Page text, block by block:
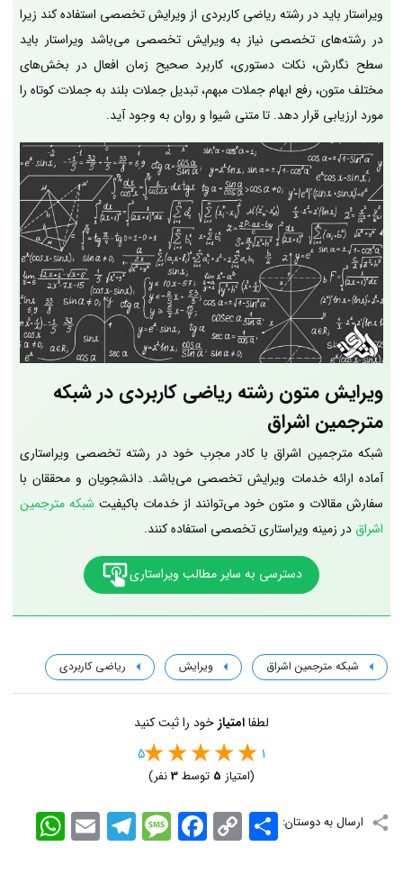
ویراستار باید در رشته ریاضی کاربردی از ویرایش تخصصی استفاده کند زیرا
در رشته‌های تخصصی نیاز به ویرایش تخصصی می‌باشد ویراستار باید
سطح نگارش، نکات دستوری، کاربرد صحیح زمان افعال در بخش‌های
مختلف متون، رفع ابهام جملات مبهم، تبدیل جملات بلند به جملات کوتاه را
مورد ارزیابی قرار دهد. تا متنی شیوا و روان به وجود آید.
ویرایش متون رشته ریاضی کاربردی در شبکه
مترجمین اشراق
شبکه مترجمین اشراق با کادر مجرب خود در رشته تخصصی ویراستاری
آماده ارائه خدمات ویرایش تخصصی می‌باشد. دانشجویان و محققان با
سفارش مقالات و متون خود می‌توانند از خدمات باکیفیت شبکه مترجمین
اشراق در زمینه ویراستاری تخصصی استفاده کنند.
دسترسی به سایر مطالب ویراستاری
شبکه مترجمین اشراق ویرایش ریاضی کاربردی
لطفاامتیاز خود را ثبت کنید
1
5
(امتیاز 5 توسط3نفر)
ارسال به دوستان: WhatsApp EmailTelegramMessageFacebook Copy
Link
اشتراک